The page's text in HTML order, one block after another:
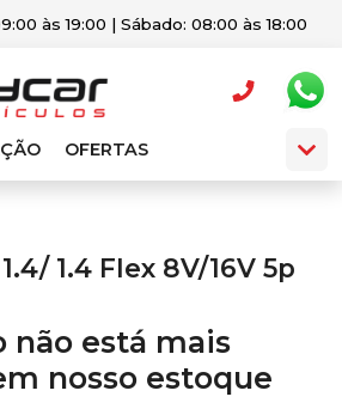
às 19:00 | Sábado: 08:00 às 18:00
OFERTAS
1.4 Flex 8V/16V 5p
não está mais
nosso estoque